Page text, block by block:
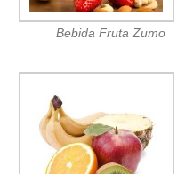
Bebida Fruta Zumo